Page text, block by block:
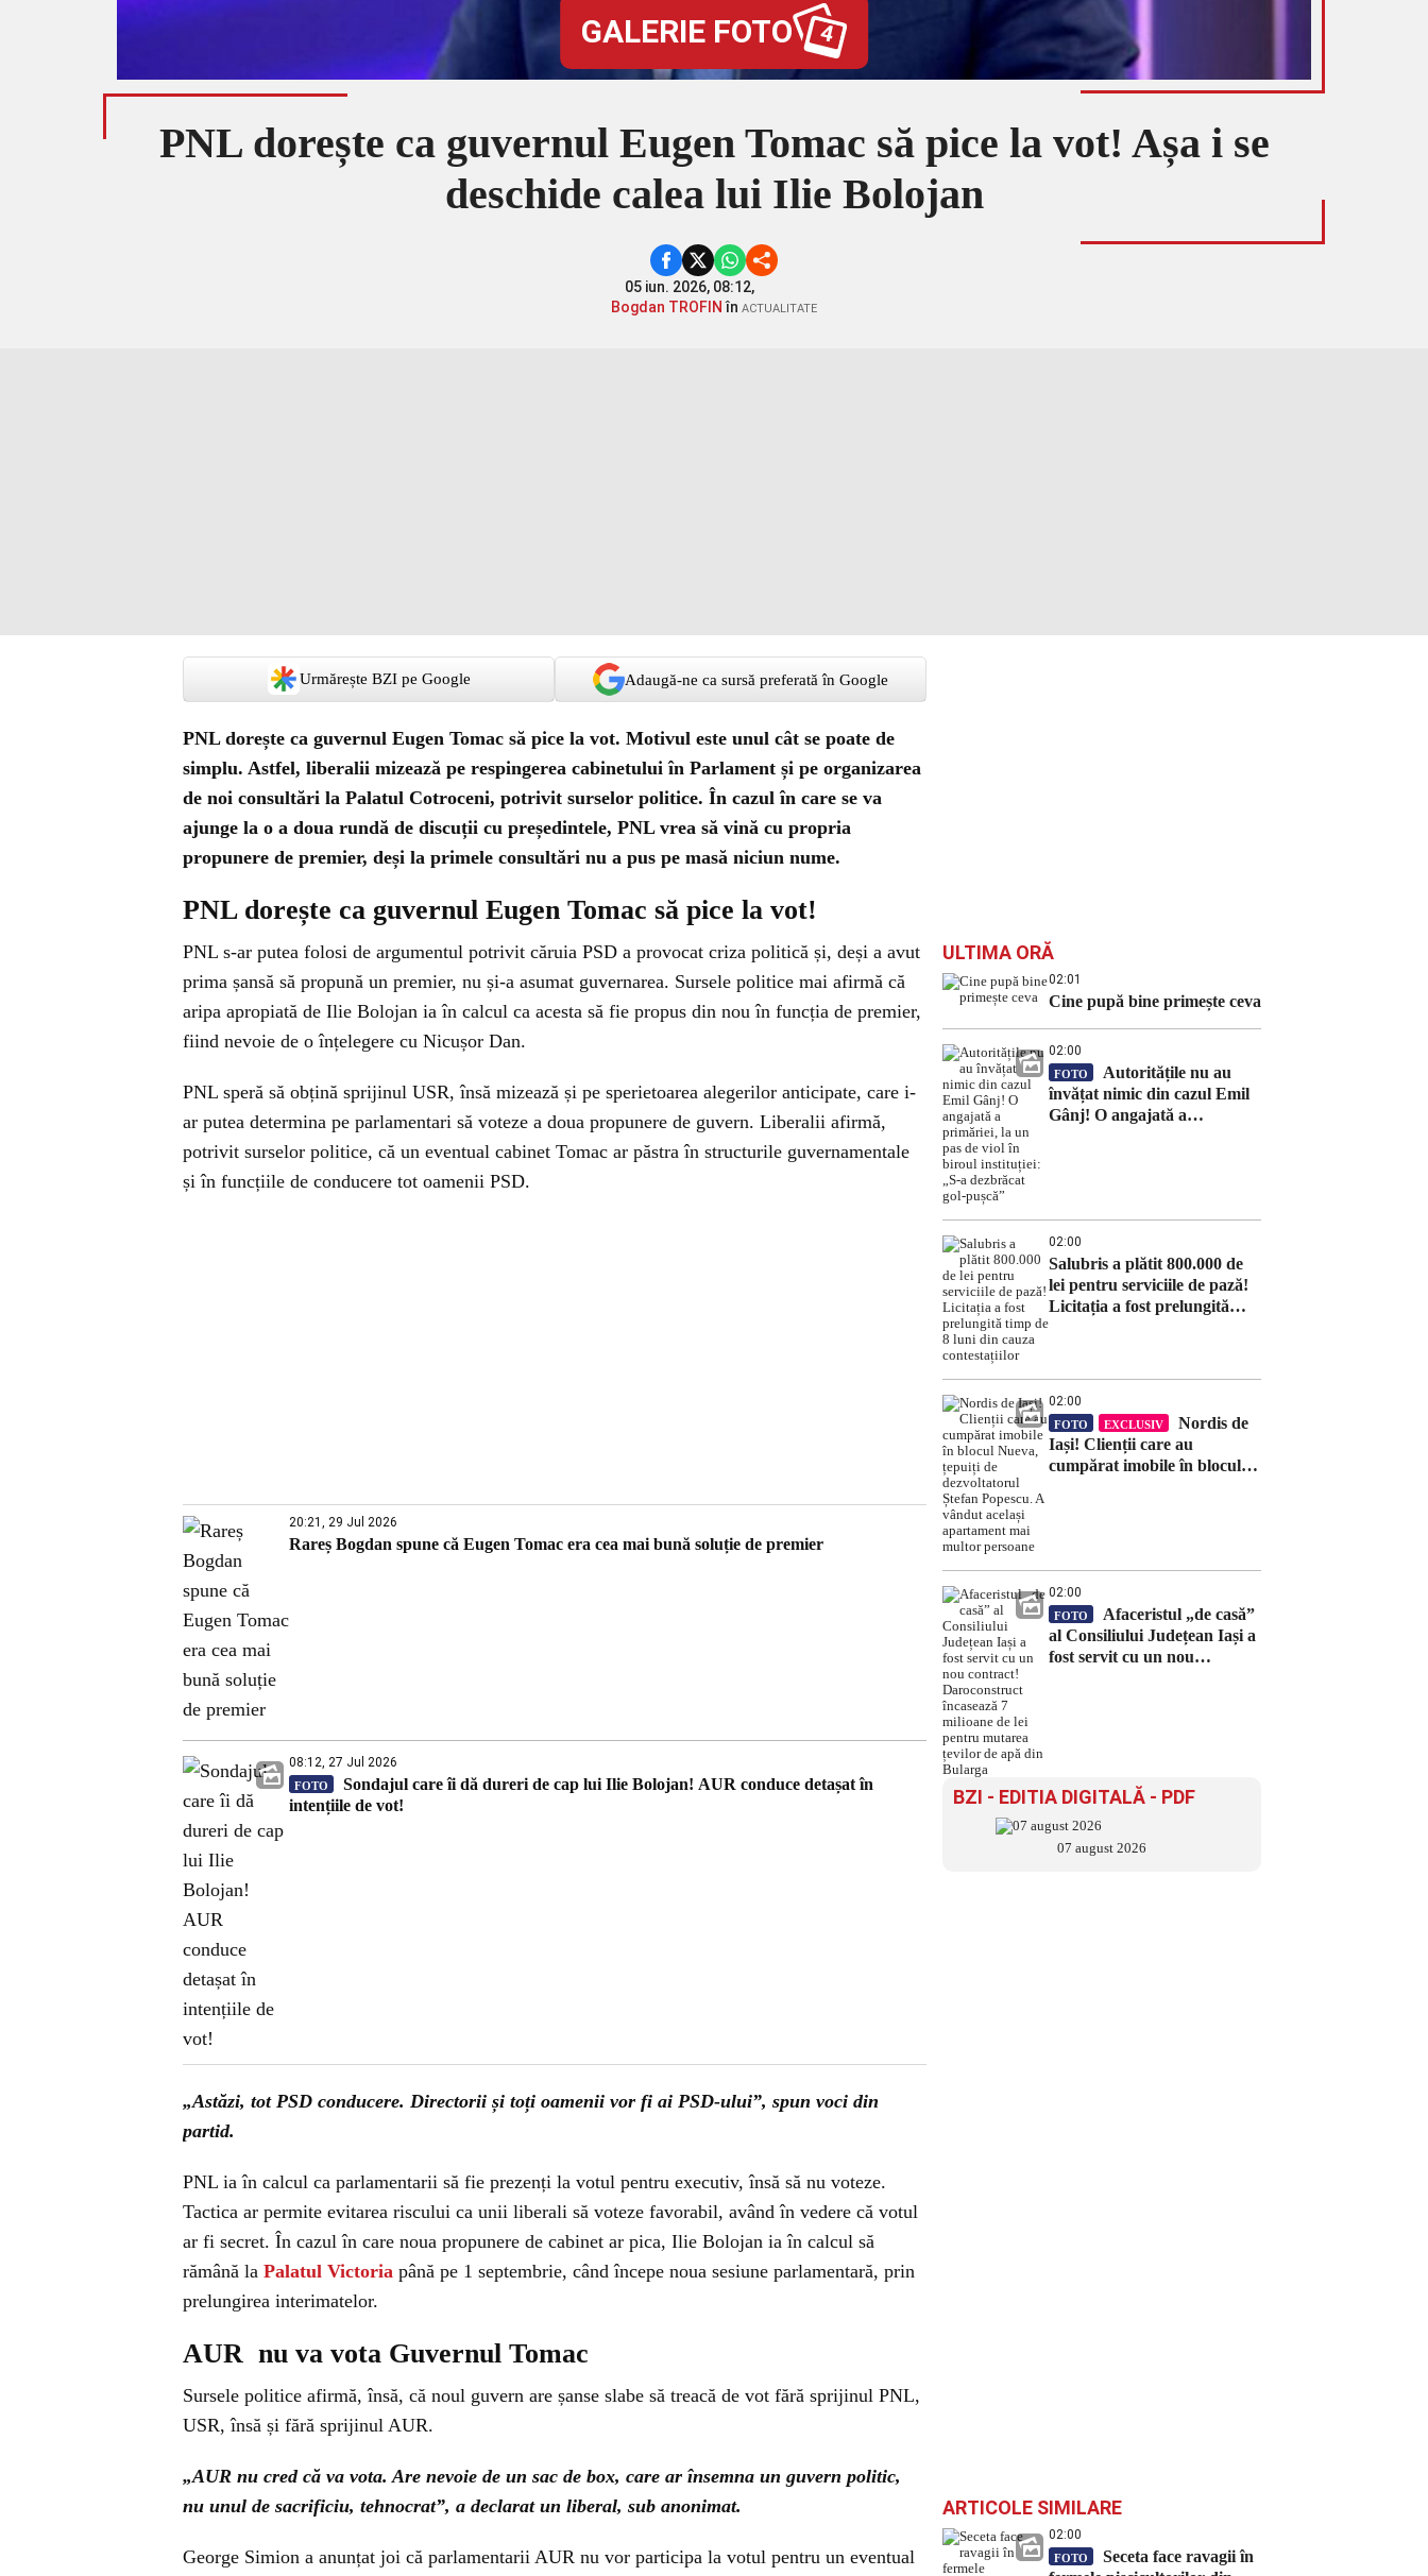
GALERIE FOTO 4
PNL dorește ca guvernul Eugen Tomac să pice la vot! Așa i se
deschide calea lui Ilie Bolojan
05 iun. 2026, 08:12,
Bogdan TROFIN în ACTUALITATE
Urmărește BZI pe Google Adaugă-ne ca sursă preferată în Google
PNL dorește ca guvernul Eugen Tomac să pice la vot. Motivul este unul cât se poate de
simplu. Astfel, liberalii mizează pe respingerea cabinetului în Parlament și pe organizarea
de noi consultări la Palatul Cotroceni, potrivit surselor politice. În cazul în care se va
ajunge la o a doua rundă de discuții cu președintele, PNL vrea să vină cu propria
propunere de premier, deși la primele consultări nu a pus pe masă niciun nume.
PNL dorește ca guvernul Eugen Tomac să pice la vot!
PNL s-ar putea folosi de argumentul potrivit căruia PSD a provocat criza politică și, deși a avut
prima șansă să propună un premier, nu și-a asumat guvernarea. Sursele politice mai afirmă că
aripa apropiată de Ilie Bolojan ia în calcul ca acesta să fie propus din nou în funcția de premier,
fiind nevoie de o înțelegere cu Nicușor Dan.
PNL speră să obțină sprijinul USR, însă mizează și pe sperietoarea alegerilor anticipate, care i-
ar putea determina pe parlamentari să voteze a doua propunere de guvern. Liberalii afirmă,
potrivit surselor politice, că un eventual cabinet Tomac ar păstra în structurile guvernamentale
și în funcțiile de conducere tot oamenii PSD.
20:21, 29 Jul 2026
Rareș Bogdan spune că Eugen Tomac era cea mai bună soluție de premier
08:12, 27 Jul 2026
FOTO
Sondajul care îi dă dureri de cap lui Ilie Bolojan! AUR conduce detașat în
intențiile de vot!
„Astăzi, tot PSD conducere. Directorii și toți oamenii vor fi ai PSD-ului”, spun voci din
partid.
PNL ia în calcul ca parlamentarii să fie prezenți la votul pentru executiv, însă să nu voteze.
Tactica ar permite evitarea riscului ca unii liberali să voteze favorabil, având în vedere că votul
ar fi secret. În cazul în care noua propunere de cabinet ar pica, Ilie Bolojan ia în calcul să
rămână la Palatul Victoria până pe 1 septembrie, când începe noua sesiune parlamentară, prin
prelungirea interimatelor.
AUR nu va vota Guvernul Tomac
Sursele politice afirmă, însă, că noul guvern are șanse slabe să treacă de vot fără sprijinul PNL,
USR, însă și fără sprijinul AUR.
„AUR nu cred că va vota. Are nevoie de un sac de box, care ar însemna un guvern politic,
nu unul de sacrificiu, tehnocrat”, a declarat un liberal, sub anonimat.
George Simion a anunțat joi că parlamentarii AUR nu vor participa la votul pentru un eventual
ULTIMA ORĂ
02:01
Cine pupă bine primește ceva
02:00
FOTO
Autoritățile nu au
învățat nimic din cazul Emil
Gânj! O angajată a
02:00
Salubris a plătit 800.000 de
lei pentru serviciile de pază!
Licitația a fost prelungită
02:00
FOTO EXCLUSIV
Nordis de
Iași! Clienții care au
cumpărat imobile în blocul
02:00
FOTO
Afaceristul „de casă”
al Consiliului Județean Iași a
fost servit cu un nou
BZI - EDITIA DIGITALĂ - PDF
07 august 2026
ARTICOLE SIMILARE
02:00
FOTO
Seceta face ravagii în